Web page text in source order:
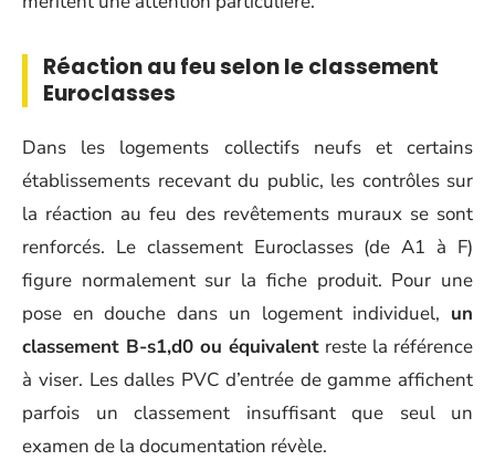
Réaction au feu selon le classement
Euroclasses
Dans les logements collectifs neufs et certains
établissements recevant du public, les contrôles sur
la réaction au feu des revêtements muraux se sont
renforcés. Le classement Euroclasses (de A1 à F)
figure normalement sur la fiche produit. Pour une
pose en douche dans un logement individuel, un
classement B-s1,d0 ou équivalent reste la référence
à viser. Les dalles PVC d’entrée de gamme affichent
parfois un classement insuffisant que seul un
examen de la documentation révèle.